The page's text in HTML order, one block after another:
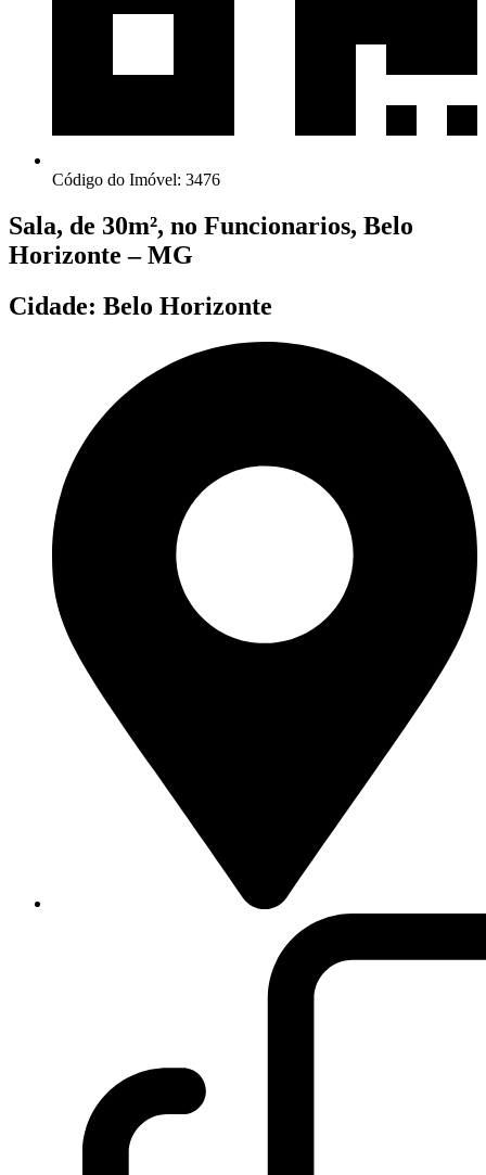
Código do Imóvel: 3476
Sala, de 30m², no Funcionarios, Belo
Horizonte – MG
Cidade: Belo Horizonte